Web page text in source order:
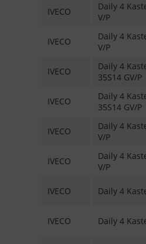
IVECO
Daily 4
V/P
IVECO
Daily 4
V/P
IVECO
Daily 4
35S14 GV/P
IVECO
Daily 4
35S14 GV/P
IVECO
Daily 4
V/P
IVECO
Daily 4
V/P
IVECO Daily 4
IVECO Daily 4